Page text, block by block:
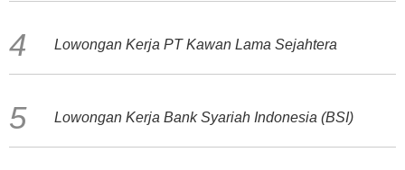
Lowongan Kerja PT Kawan Lama Sejahtera
Lowongan Kerja Bank Syariah Indonesia (BSI)